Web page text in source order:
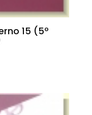
15 (5º